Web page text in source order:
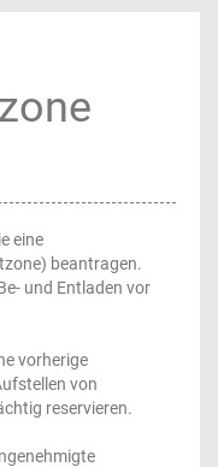
eine
beantragen.
und Entladen vor
vorherige
von
reservieren.